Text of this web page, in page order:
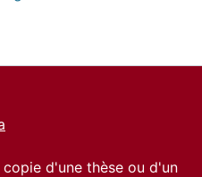
d'une thèse ou d'un